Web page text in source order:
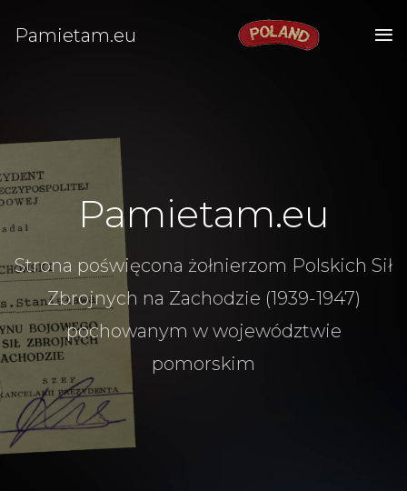
Pamietam.eu
Pamietam.eu
Strona poświęcona żołnierzom Polskich Sił
Zbrojnych na Zachodzie (1939-1947)
pochowanym w województwie
pomorskim